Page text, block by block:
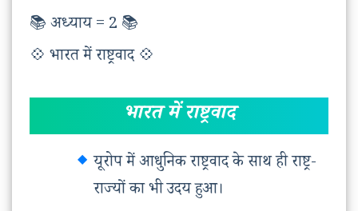
📚 अध्याय = 2 📚
💠 भारत में राष्ट्रवाद 💠
भारत में राष्ट्रवाद
यूरोप में आधुनिक राष्ट्रवाद के साथ ही राष्ट्र-
राज्यों का भी उदय हुआ।